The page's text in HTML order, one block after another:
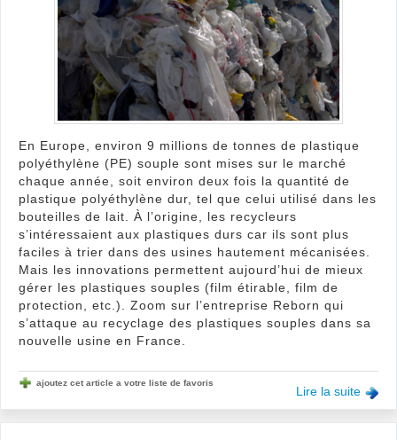
En Europe, environ 9 millions de tonnes de plastique
polyéthylène (PE) souple sont mises sur le marché
chaque année, soit environ deux fois la quantité de
plastique polyéthylène dur, tel que celui utilisé dans les
bouteilles de lait. À l’origine, les recycleurs
s’intéressaient aux plastiques durs car ils sont plus
faciles à trier dans des usines hautement mécanisées.
Mais les innovations permettent aujourd’hui de mieux
gérer les plastiques souples (film étirable, film de
protection, etc.). Zoom sur l’entreprise Reborn qui
s’attaque au recyclage des plastiques souples dans sa
nouvelle usine en France.
Lire la suite
ajoutez cet article a votre liste de favoris